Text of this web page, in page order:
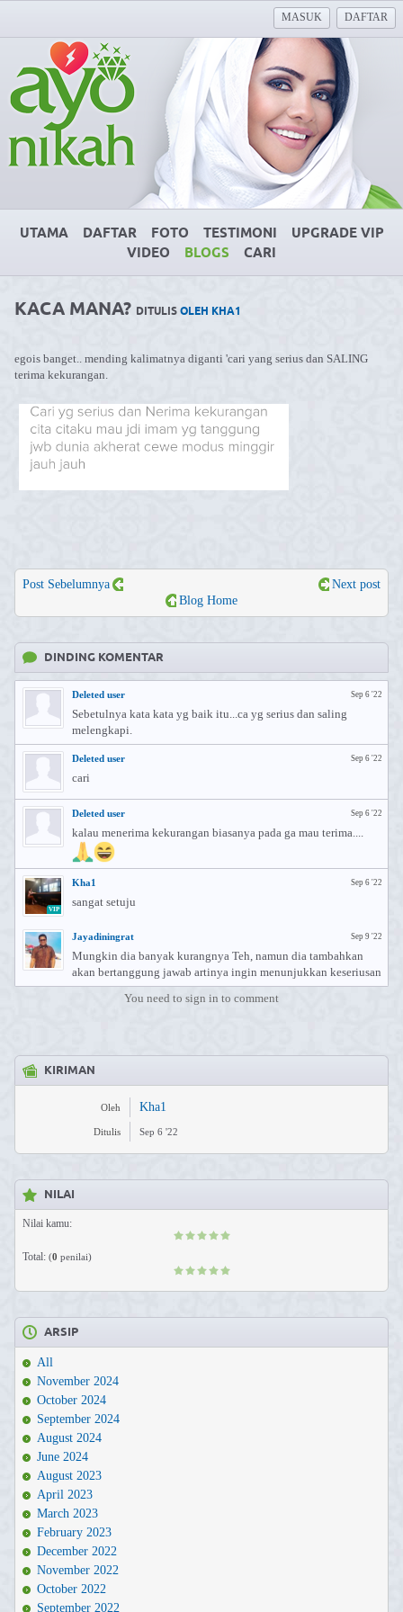
MASUK DAFTAR
UTAMA DAFTAR FOTO TESTIMONI
UPGRADE VIP
VIDEO
BLOGS CARI
KACA MANA? DITULISOLEH KHA1
egois banget.. mending kalimatnya diganti 'cari yang serius dan SALING
terima kekurangan.
Post Sebelumnya
Next post
Blog Home
DINDING KOMENTAR
Sep 6 '22
Deleted user
Sebetulnya kata kata yg baik itu...ca yg serius dan saling
melengkapi.
Sep 6 '22
Deleted user
cari
Sep 6 '22
Deleted user
kalau menerima kekurangan biasanya pada ga mau terima....
VIP
Sep 6 '22
Kha1
sangat setuju
Sep 9 '22
Jayadiningrat
Mungkin dia banyak kurangnya Teh, namun dia tambahkan
akan bertanggung jawab artinya ingin menunjukkan keseriusan
You need to sign in to comment
KIRIMAN
Oleh Kha1
Ditulis Sep 6 '22
NILAI
Nilai kamu:
Total: (0 penilai)
ARSIP
All
November 2024
October 2024
September 2024
August 2024
June 2024
August 2023
April 2023
March 2023
February 2023
December 2022
November 2022
October 2022
September 2022